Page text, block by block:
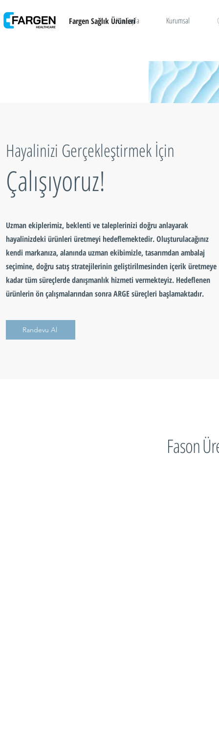
Fargen Sağlık Ürünleri
Ana Sayfa Kurumsal
Hayalinizi Gerçekleştirmek İçin
Çalışıyoruz!
Uzman ekiplerimiz, beklenti ve taleplerinizi doğru anlayarak
hayalinizdeki ürünleri üretmeyi hedeflemektedir. Oluşturulacağınız
kendi markanıza, alanında uzman ekibimizle, tasarımdan ambalaj
seçimine, doğru satış stratejilerinin geliştirilmesinden içerik üretmeye
kadar tüm süreçlerde danışmanlık hizmeti vermekteyiz. Hedeflenen
ürünlerin ön çalışmalarından sonra ARGE süreçleri başlamaktadır.
Randevu Al
Fason